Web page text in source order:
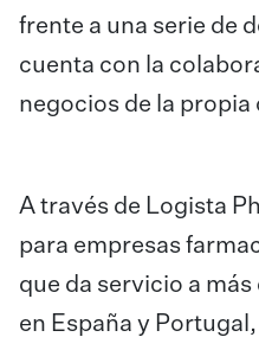
frente a una serie de
cuenta con la
negocios de la propia
A través de Logista
para empresas
que da servicio a
en España y